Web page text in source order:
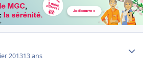
201313 ans